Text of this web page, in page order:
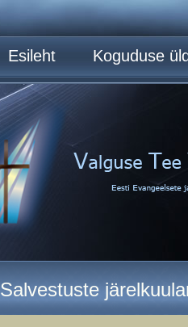
Esileht Koguduse
Salvestuste